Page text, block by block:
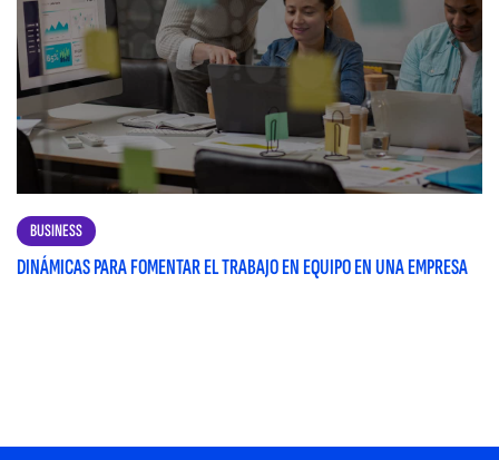
BUSINESS
DINÁMICAS PARA FOMENTAR EL TRABAJO EN EQUIPO EN UNA EMPRESA